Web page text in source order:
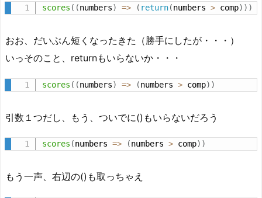
scores ( (numbers) => ( return(numbers > comp) ) )
おお、だいぶん短くなったきた（勝手にしたが・・・）
いっそのこと、returnもいらないか・・・
scores ( (numbers) => (numbers > comp) )
引数１つだし、もう、ついでに()もいらないだろう
scores (numbers => (numbers > comp) )
もう一声、右辺の()も取っちゃえ